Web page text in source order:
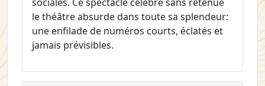
le théâtre absurde dans toute sa splendeur:
une enfilade de numéros courts, éclatés et
jamais prévisibles.